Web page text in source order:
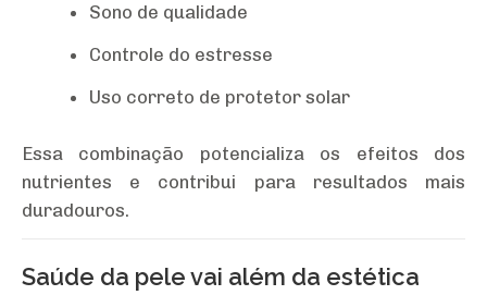
Sono de qualidade
Controle do estresse
Uso correto de protetor solar
Essa combinação potencializa os efeitos dos
nutrientes e contribui para resultados mais
duradouros.
Saúde da pele vai além da estética